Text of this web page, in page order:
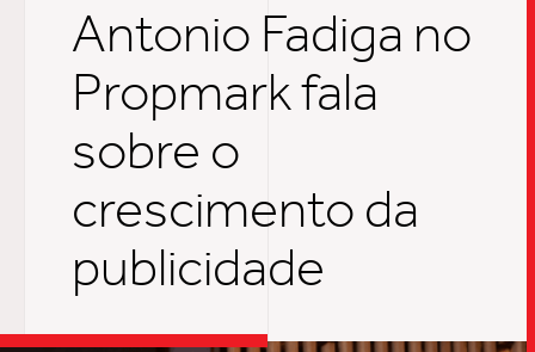
Antonio Fadiga no
Propmark fala
sobre o
crescimento da
publicidade